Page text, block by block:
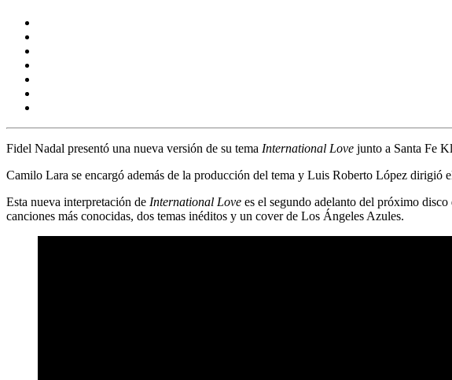
Fidel Nadal presentó una nueva versión de su tema International Love junto a Santa Fe
Camilo Lara se encargó además de la producción del tema y Luis Roberto López dirigió
Esta nueva interpretación de International Love es el segundo adelanto del próximo disco
canciones más conocidas, dos temas inéditos y un cover de Los Ángeles Azules.